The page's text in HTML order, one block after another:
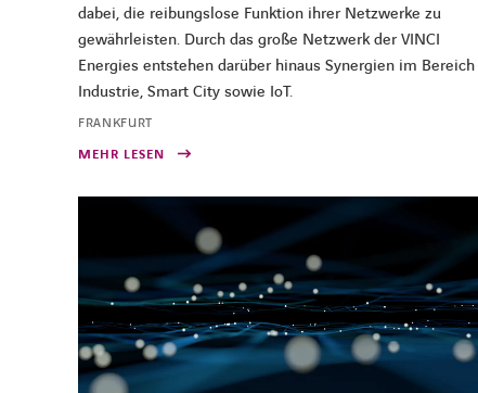
dabei, die reibungslose Funktion ihrer Netzwerke zu
gewährleisten. Durch das große Netzwerk der VINCI
Energies entstehen darüber hinaus Synergien im Bereich
Industrie, Smart City sowie IoT.
FRANKFURT
MEHR LESEN